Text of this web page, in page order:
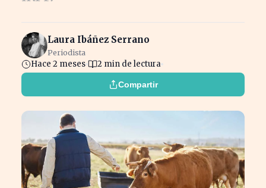
Laura Ibáñez Serrano
Periodista
Hace 2 meses 2 min de lectura
Compartir